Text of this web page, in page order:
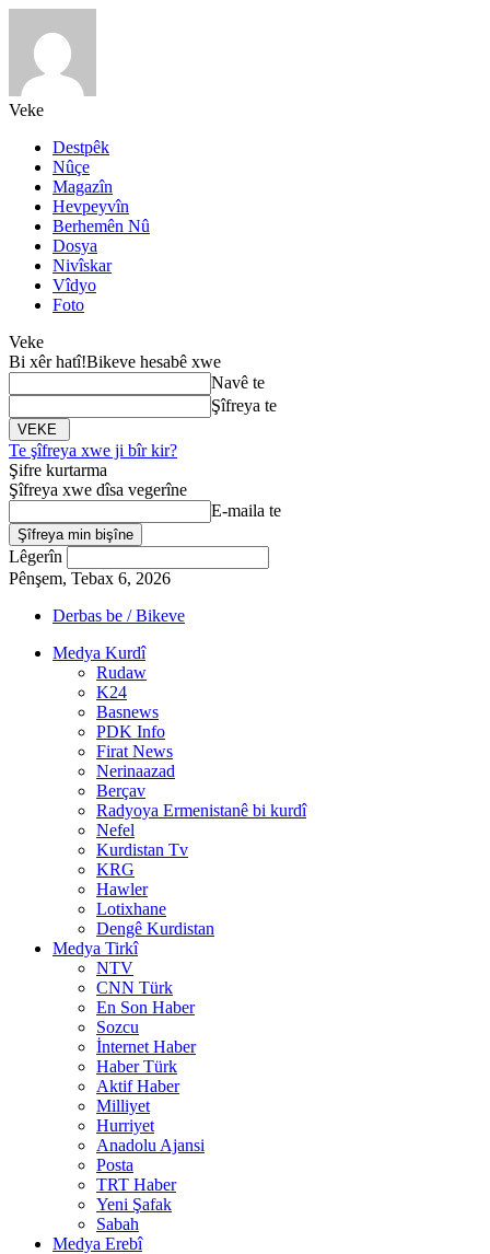
Veke
Destpêk
Nûçe
Magazîn
Hevpeyvîn
Berhemên Nû
Dosya
Nivîskar
Vîdyo
Foto
Veke
Bi xêr hatî!Bikeve hesabê xwe
Navê te
Şîfreya te
Te şîfreya xwe ji bîr kir?
Şifre kurtarma
Şîfreya xwe dîsa vegerîne
E-maila te
Lêgerîn
Pênşem, Tebax 6, 2026
Derbas be / Bikeve
Medya Kurdî
Rudaw
K24
Basnews
PDK Info
Firat News
Nerinaazad
Berçav
Radyoya Ermenistanê bi kurdî
Nefel
Kurdistan Tv
KRG
Hawler
Lotixhane
Dengê Kurdistan
Medya Tirkî
NTV
CNN Türk
En Son Haber
Sozcu
İnternet Haber
Haber Türk
Aktif Haber
Milliyet
Hurriyet
Anadolu Ajansi
Posta
TRT Haber
Yeni Şafak
Sabah
Medya Erebî